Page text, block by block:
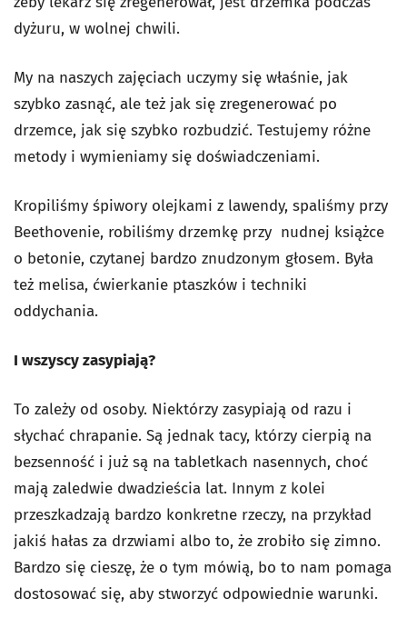
dyżuru, w wolnej chwili.
My na naszych zajęciach uczymy się właśnie, jak
szybko zasnąć, ale też jak się zregenerować po
drzemce, jak się szybko rozbudzić. Testujemy różne
metody i wymieniamy się doświadczeniami.
Kropiliśmy śpiwory olejkami z lawendy, spaliśmy przy
Beethovenie, robiliśmy drzemkę przy nudnej książce
o betonie, czytanej bardzo znudzonym głosem. Była
też melisa, ćwierkanie ptaszków i techniki
oddychania.
I wszyscy zasypiają?
To zależy od osoby. Niektórzy zasypiają od razu i
słychać chrapanie. Są jednak tacy, którzy cierpią na
bezsenność i już są na tabletkach nasennych, choć
mają zaledwie dwadzieścia lat. Innym z kolei
przeszkadzają bardzo konkretne rzeczy, na przykład
jakiś hałas za drzwiami albo to, że zrobiło się zimno.
Bardzo się cieszę, że o tym mówią, bo to nam pomaga
dostosować się, aby stworzyć odpowiednie warunki.